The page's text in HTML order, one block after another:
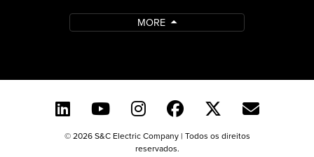
MORE
© 2026 S&C Electric Company | Todos os direitos
reservados.